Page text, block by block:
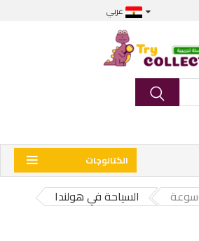
عربي
الكتالوجات
السياحة في هولندا